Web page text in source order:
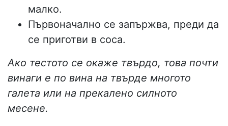
малко.
Първоначално се запържва, преди да
се приготви в соса.
Ако тестото се окаже твърдо, това почти
винаги е по вина на твърде многото
галета или на прекалено силното
месене.